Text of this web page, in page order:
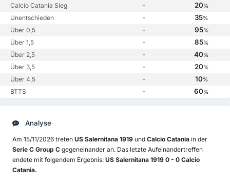
Calcio Catania Sieg - 20%
Unentschieden - 35%
Über 0,5 - 95%
Über 1,5 - 85%
Über 2,5 - 40%
Über 3,5 - 20%
Über 4,5 - 10%
BTTS - 60%
Analyse
Am 15/11/2026 treten US Salernitana 1919 und Calcio Catania in der
Serie C Group C gegeneinander an. Das letzte Aufeinandertreffen
endete mit folgendem Ergebnis: US Salernitana 1919 0 - 0 Calcio
Catania.